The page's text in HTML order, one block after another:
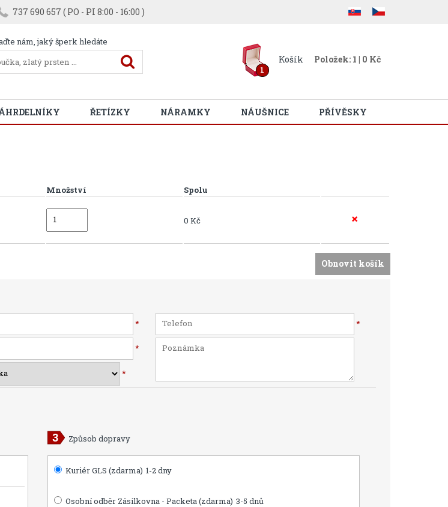
737 690 657 ( PO - PI 8:00 - 16:00 )
nám, jaký šperk hledáte
1
Košík Položek: 1 | 0 Kč
ŘETÍZKY NÁRAMKY NÁUŠNICE PŘÍVĚSKY
Množství
Spolu
0 Kč
* *
*
*
Způsob dopravy
Kuriér GLS (zdarma) 1-2 dny
Osobní odběr Zásilkovna - Packeta (zdarma) 3-5 dnů